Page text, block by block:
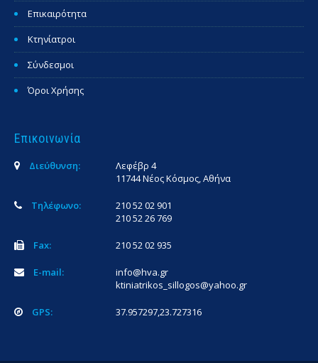
Επικαιρότητα
Κτηνίατροι
Σύνδεσμοι
Όροι Χρήσης
Επικοινωνία
Διεύθυνση:
Λεφέβρ 4
11744 Νέος Κόσμος, Αθήνα
Τηλέφωνο:
210 52 02 901
210 52 26 769
Fax: 210 52 02 935
E-mail:
info@hva.gr
ktiniatrikos_sillogos@yahoo.gr
GPS: 37.957297,23.727316